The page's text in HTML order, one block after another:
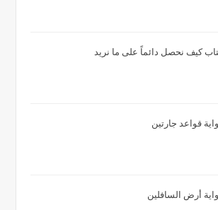
كيف نحصل دائماً على ما نريد
قواعد جارتين
أرض السافلين